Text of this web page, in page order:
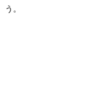
う。